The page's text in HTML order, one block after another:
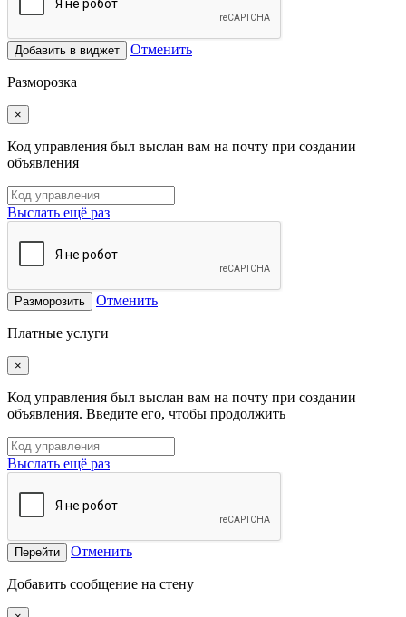
Добавить в виджет Отменить
Разморозка
×
Код управления был выслан вам на почту при создании
объявления
Выслать ещё раз
Разморозить Отменить
Платные услуги
×
Код управления был выслан вам на почту при создании
объявления. Введите его, чтобы продолжить
Выслать ещё раз
Перейти Отменить
Добавить сообщение на стену